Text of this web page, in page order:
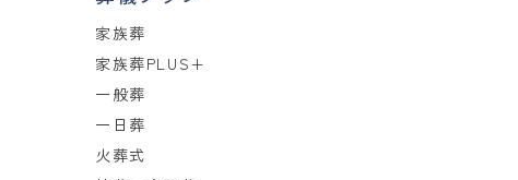
家族葬
家族葬PLUS+
一般葬
一日葬
火葬式